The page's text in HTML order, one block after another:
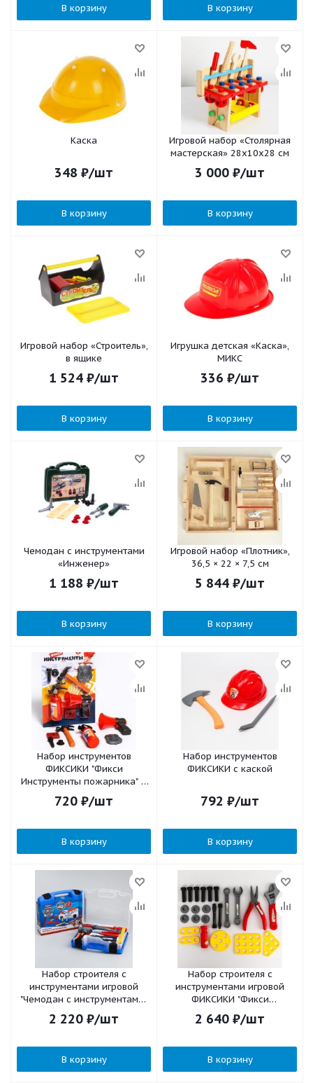
В корзину В корзину
Каска
348 ₽/шт
В корзину
Игровой набор «Столярная
мастерская» 28х10х28 см
3 000 ₽/шт
В корзину
Игровой набор «Строитель»,
в ящике
1 524 ₽/шт
В корзину
Игрушка детская «Каска»,
МИКС
336 ₽/шт
В корзину
Чемодан с инструментами
«Инженер»
1 188 ₽/шт
В корзину
Игровой набор «Плотник»,
36,5 × 22 × 7,5 см
5 844 ₽/шт
В корзину
Набор инструментов
ФИКСИКИ "Фикси
Инструменты пожарника" 7
предметов
720 ₽/шт
В корзину
Набор инструментов
ФИКСИКИ с каской
792 ₽/шт
В корзину
Набор строителя с
инструментами игровой
"Чемодан с инструментами",
Paw Patrol
2 220 ₽/шт
В корзину
Набор строителя с
инструментами игровой
ФИКСИКИ "Фикси
Инструменты"
2 640 ₽/шт
В корзину